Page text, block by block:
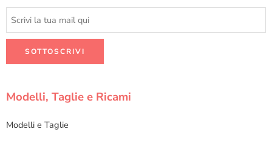
Modelli, Taglie e Ricami
Modelli e Taglie